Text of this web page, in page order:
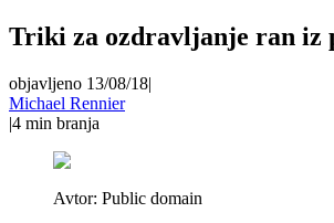
Triki za ozdravljanje ran iz
objavljeno 13/08/18|
Michael Rennier
|4 min branja
Avtor: Public domain